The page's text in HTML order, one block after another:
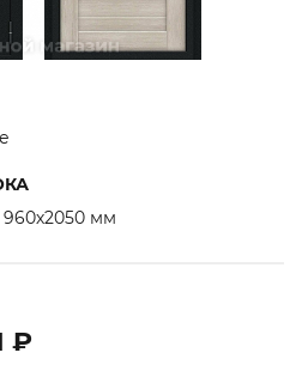
960х2050 мм
₽